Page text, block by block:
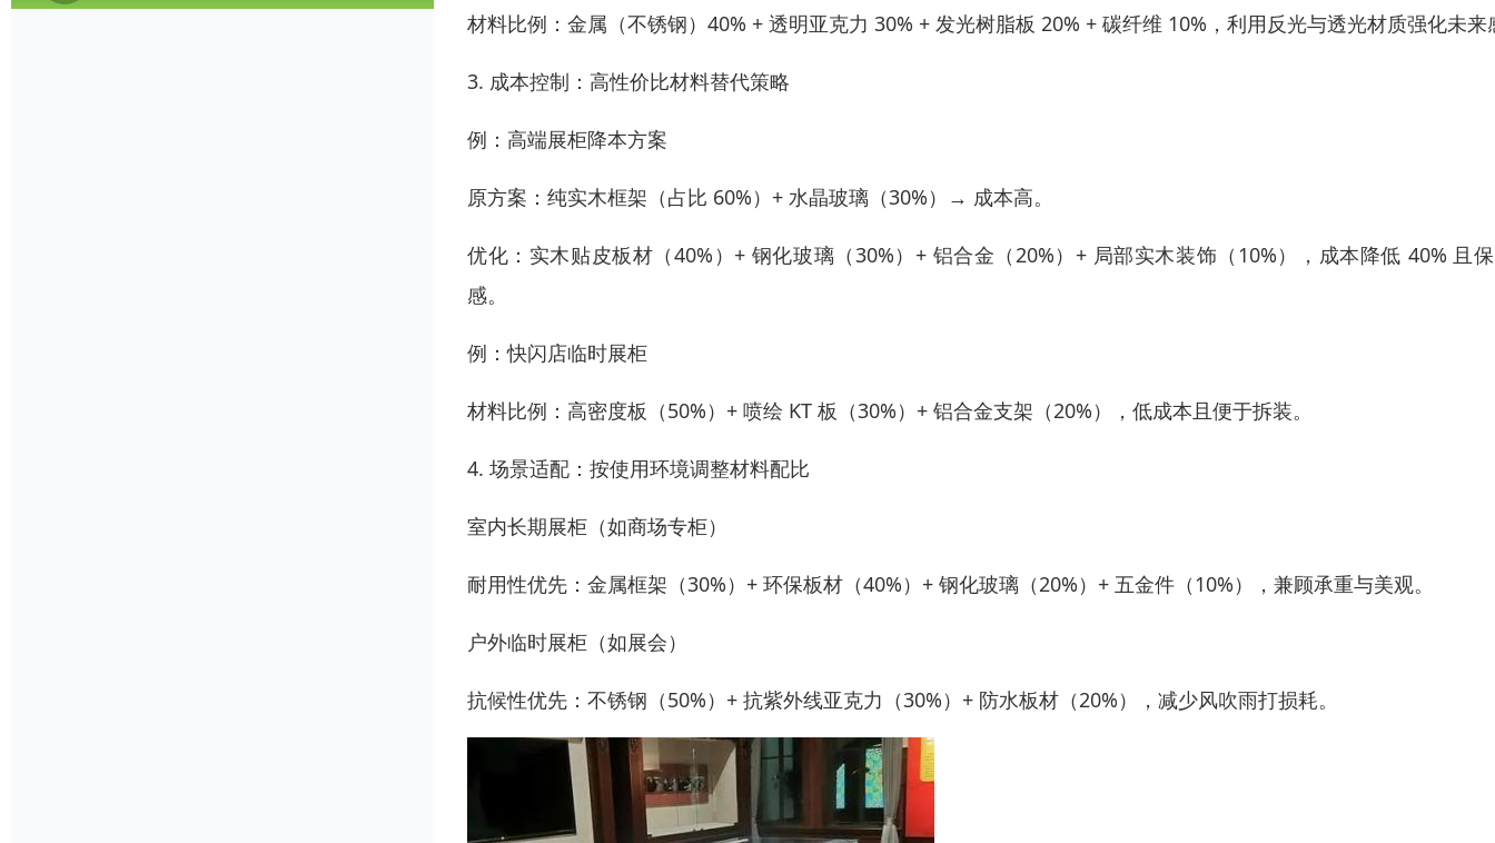
材料比例：金属（不锈钢）40% + 透明亚克力 30% + 发光树脂板 20% + 碳纤维 10%，利用反光与透光材质强化未来
3. 成本控制：高性价比材料替代策略
例：高端展柜降本方案
原方案：纯实木框架（占比 60%）+ 水晶玻璃（30%）→ 成本高。
优化：实木贴皮板材（40%）+ 钢化玻璃（30%）+ 铝合金（20%）+ 局部实木装饰（10%），成本降低 40% 且
感。
例：快闪店临时展柜
材料比例：高密度板（50%）+ 喷绘 KT 板（30%）+ 铝合金支架（20%），低成本且便于拆装。
4. 场景适配：按使用环境调整材料配比
室内长期展柜（如商场专柜）
耐用性优先：金属框架（30%）+ 环保板材（40%）+ 钢化玻璃（20%）+ 五金件（10%），兼顾承重与美观。
户外临时展柜（如展会）
抗候性优先：不锈钢（50%）+ 抗紫外线亚克力（30%）+ 防水板材（20%），减少风吹雨打损耗。